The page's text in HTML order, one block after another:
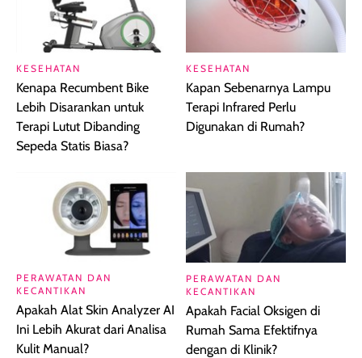
KESEHATAN
Kenapa Recumbent Bike
Lebih Disarankan untuk
Terapi Lutut Dibanding
Sepeda Statis Biasa?
KESEHATAN
Kapan Sebenarnya Lampu
Terapi Infrared Perlu
Digunakan di Rumah?
PERAWATAN DAN
KECANTIKAN
Apakah Alat Skin Analyzer AI
Ini Lebih Akurat dari Analisa
Kulit Manual?
PERAWATAN DAN
KECANTIKAN
Apakah Facial Oksigen di
Rumah Sama Efektifnya
dengan di Klinik?